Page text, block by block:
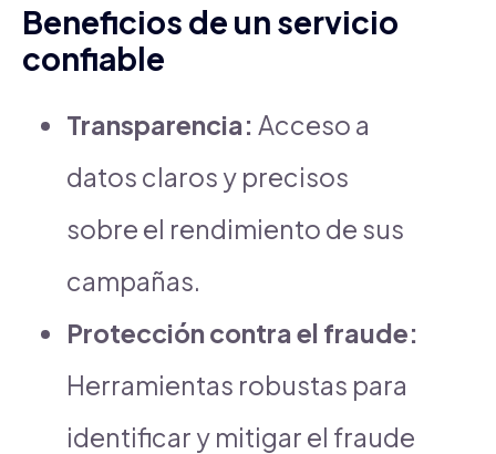
Beneficios de un servicio
confiable
Transparencia: Acceso a
datos claros y precisos
sobre el rendimiento de sus
campañas.
Protección contra el fraude:
Herramientas robustas para
identificar y mitigar el fraude